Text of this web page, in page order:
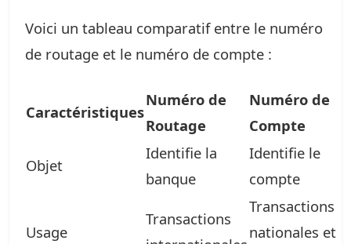
Voici un tableau comparatif entre le numéro
de routage et le numéro de compte :
Caractéristiques
Numéro de
Routage
Numéro de
Compte
Objet
Identifie la
banque
Identifie le
compte
Usage
Transactions
Transactions
nationales et